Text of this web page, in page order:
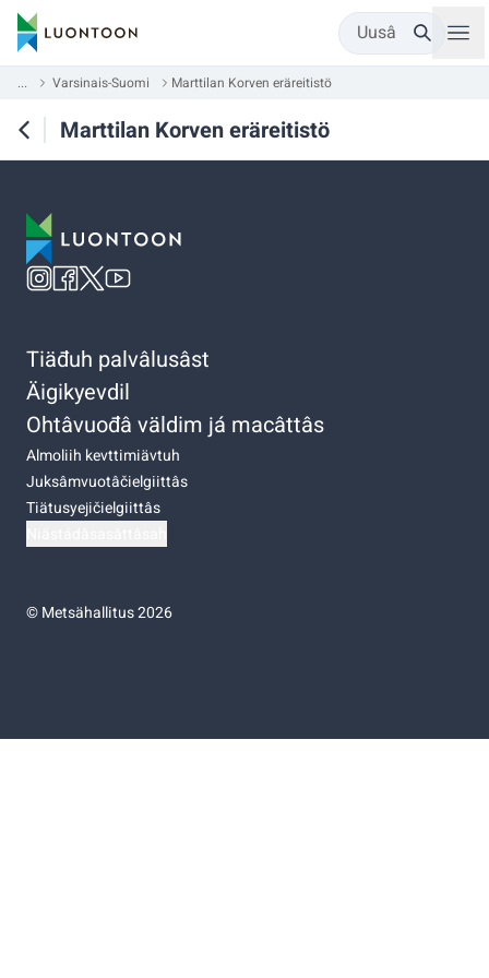
Uusâ
... Varsinais-Suomi Marttilan Korven eräreitistö
Marttilan Korven eräreitistö
Tiäđuh palvâlusâst
Äigikyevdil
Ohtâvuođâ väldim já macâttâs
Almoliih kevttimiävtuh
Juksâmvuotâčielgiittâs
Tiätusyejičielgiittâs
©Metsähallitus 2026